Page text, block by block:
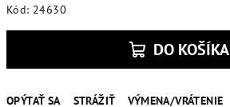
Kód: 24630
DO KOŠÍKA
OPÝTAŤ SA STRÁŽIŤ VÝMENA/VRÁTENIE